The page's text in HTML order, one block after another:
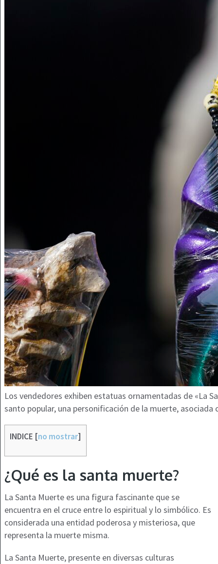
Los vendedores exhiben estatuas ornamentadas de «La
santo popular, una personificación de la muerte,
INDICE [no mostrar]
¿Qué es la santa muerte?
La Santa Muerte es una figura fascinante que se
encuentra en el cruce entre lo espiritual y lo simbólico. Es
considerada una entidad poderosa y misteriosa, que
representa la muerte misma.
La Santa Muerte, presente en diversas culturas